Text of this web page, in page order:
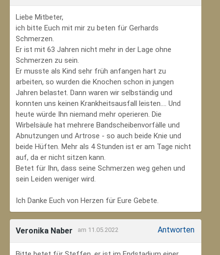
Liebe Mitbeter,
ich bitte Euch mit mir zu beten für Gerhards
Schmerzen.
Er ist mit 63 Jahren nicht mehr in der Lage ohne
Schmerzen zu sein.
Er musste als Kind sehr früh anfangen hart zu
arbeiten, so wurden die Knochen schon in jungen
Jahren belastet. Dann waren wir selbständig und
konnten uns keinen Krankheitsausfall leisten.... Und
heute würde Ihn niemand mehr operieren. Die
Wirbelsäule hat mehrere Bandscheibenvorfälle und
Abnutzungen und Artrose - so auch beide Knie und
beide Hüften. Mehr als 4 Stunden ist er am Tage nicht
auf, da er nicht sitzen kann.
Betet für Ihn, dass seine Schmerzen weg gehen und
sein Leiden weniger wird.
Ich Danke Euch von Herzen für Eure Gebete.
Veronika Naber am 11.05.2022 Antworten